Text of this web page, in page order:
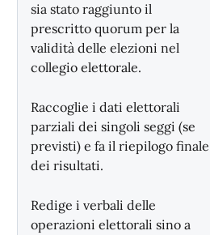
sia stato raggiunto il
prescritto quorum per la
validità delle elezioni nel
collegio elettorale.
Raccoglie i dati elettorali
parziali dei singoli seggi (se
previsti) e fa il riepilogo finale
dei risultati.
Redige i verbali delle
operazioni elettorali sino a